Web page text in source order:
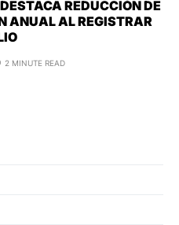
REDUCCIÓN DE
ANUAL AL REGISTRAR
2 MINUTE READ